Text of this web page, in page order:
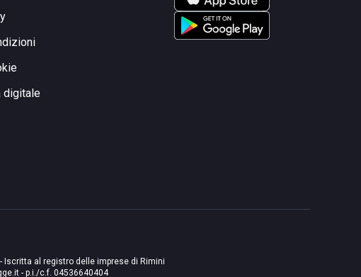
digitale
Iscritta al registro delle imprese di Rimini
- p.i./c.f. 04536640404